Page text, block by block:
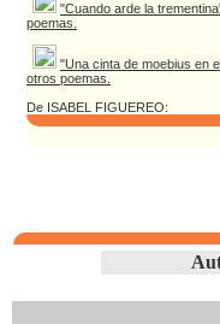
"Cuando arde la
poemas.
"Una cinta de moebius en
otros poemas.
De ISABEL FIGUEREO: